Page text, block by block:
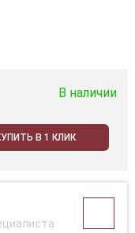
В наличии
В 1 КЛИК